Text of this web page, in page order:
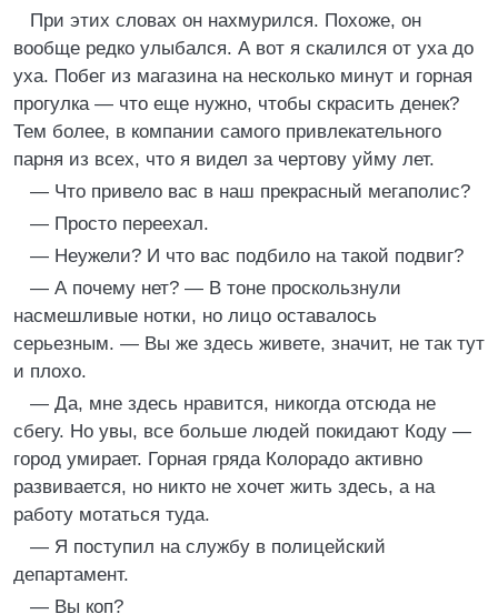
При этих словах он нахмурился. Похоже, он
вообще редко улыбался. А вот я скалился от уха до
уха. Побег из магазина на несколько минут и горная
прогулка — что еще нужно, чтобы скрасить денек?
Тем более, в компании самого привлекательного
парня из всех, что я видел за чертову уйму лет.
— Что привело вас в наш прекрасный мегаполис?
— Просто переехал.
— Неужели? И что вас подбило на такой подвиг?
— А почему нет? — В тоне проскользнули
насмешливые нотки, но лицо оставалось
серьезным. — Вы же здесь живете, значит, не так тут
и плохо.
— Да, мне здесь нравится, никогда отсюда не
сбегу. Но увы, все больше людей покидают Коду —
город умирает. Горная гряда Колорадо активно
развивается, но никто не хочет жить здесь, а на
работу мотаться туда.
— Я поступил на службу в полицейский
департамент.
— Вы коп?